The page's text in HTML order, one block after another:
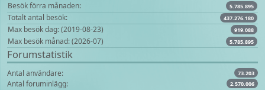
Besök förra månaden: 5.785.895
Totalt antal besök: 437.276.180
Max besök dag: (2019-08-23) 919.088
Max besök månad: (2026-07) 5.785.895
Forumstatistik
Antal användare: 73.203
Antal foruminlägg: 2.570.006